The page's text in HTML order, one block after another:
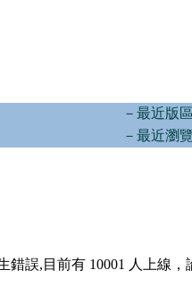
－最近版
－最近瀏
錯誤,目前有 10001 人上線